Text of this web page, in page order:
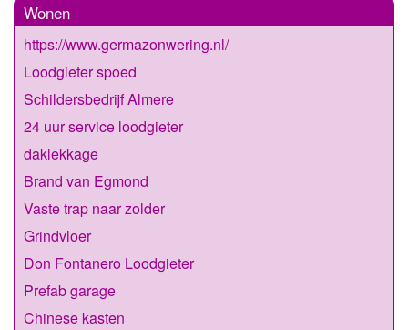
Wonen
https://www.germazonwering.nl/
Loodgieter spoed
Schildersbedrijf Almere
24 uur service loodgieter
daklekkage
Brand van Egmond
Vaste trap naar zolder
Grindvloer
Don Fontanero Loodgieter
Prefab garage
Chinese kasten